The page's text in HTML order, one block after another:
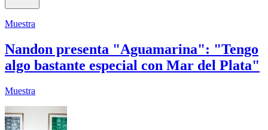
Muestra
Nandon presenta "Aguamarina": "Tengo
algo bastante especial con Mar del Plata"
Muestra